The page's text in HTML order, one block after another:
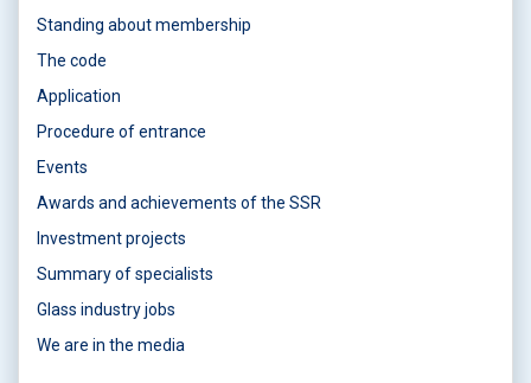
Standing about membership
The code
Application
Procedure of entrance
Events
Awards and achievements of the SSR
Investment projects
Summary of specialists
Glass industry jobs
We are in the media